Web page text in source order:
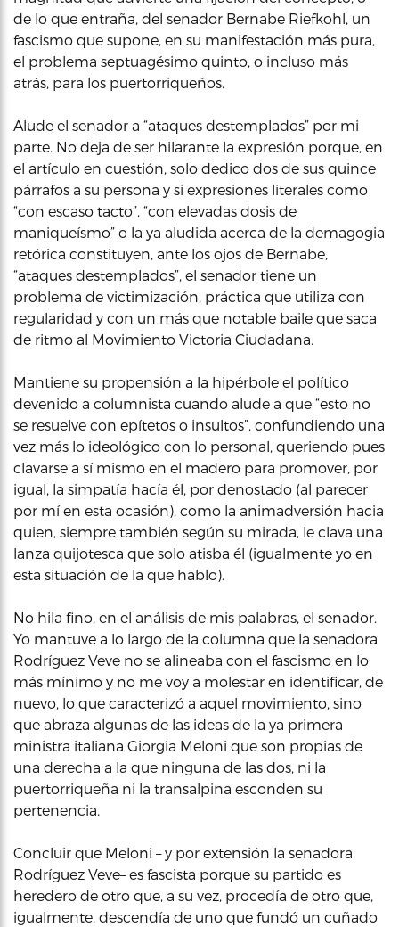
de lo que entraña, del senador Bernabe Riefkohl, un
fascismo que supone, en su manifestación más pura,
el problema septuagésimo quinto, o incluso más
atrás, para los puertorriqueños.
Alude el senador a “ataques destemplados” por mi
parte. No deja de ser hilarante la expresión porque, en
el artículo en cuestión, solo dedico dos de sus quince
párrafos a su persona y si expresiones literales como
“con escaso tacto”, “con elevadas dosis de
maniqueísmo” o la ya aludida acerca de la demagogia
retórica constituyen, ante los ojos de Bernabe,
“ataques destemplados”, el senador tiene un
problema de victimización, práctica que utiliza con
regularidad y con un más que notable baile que saca
de ritmo al Movimiento Victoria Ciudadana.
Mantiene su propensión a la hipérbole el político
devenido a columnista cuando alude a que “esto no
se resuelve con epítetos o insultos”, confundiendo una
vez más lo ideológico con lo personal, queriendo pues
clavarse a sí mismo en el madero para promover, por
igual, la simpatía hacía él, por denostado (al parecer
por mí en esta ocasión), como la animadversión hacia
quien, siempre también según su mirada, le clava una
lanza quijotesca que solo atisba él (igualmente yo en
esta situación de la que hablo).
No hila fino, en el análisis de mis palabras, el senador.
Yo mantuve a lo largo de la columna que la senadora
Rodríguez Veve no se alineaba con el fascismo en lo
más mínimo y no me voy a molestar en identificar, de
nuevo, lo que caracterizó a aquel movimiento, sino
que abraza algunas de las ideas de la ya primera
ministra italiana Giorgia Meloni que son propias de
una derecha a la que ninguna de las dos, ni la
puertorriqueña ni la transalpina esconden su
pertenencia.
Concluir que Meloni – y por extensión la senadora
Rodríguez Veve– es fascista porque su partido es
heredero de otro que, a su vez, procedía de otro que,
igualmente, descendía de uno que fundó un cuñado